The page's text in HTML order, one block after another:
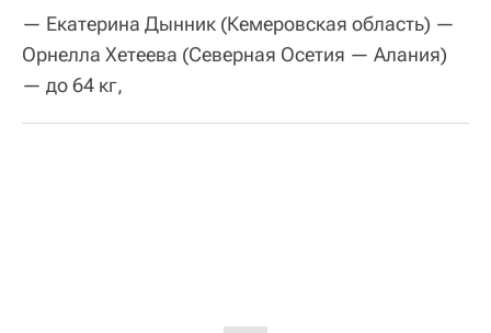
— Екатерина Дынник (Кемеровская область) —
Орнелла Хетеева (Северная Осетия — Алания)
— до 64 кг,